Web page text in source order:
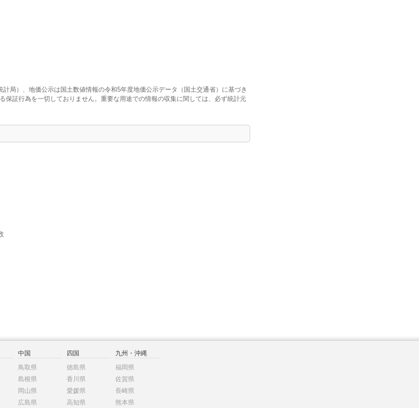
局）、地価公示は国土数値情報の令和5年度地価公示データ（国土交通省）に基づき
証行為を一切しておりません。重要な用途での情報の収集に関しては、必ず統計元
中国
鳥取県
島根県
岡山県
広島県
四国
徳島県
香川県
愛媛県
高知県
九州・沖縄
福岡県
佐賀県
長崎県
熊本県